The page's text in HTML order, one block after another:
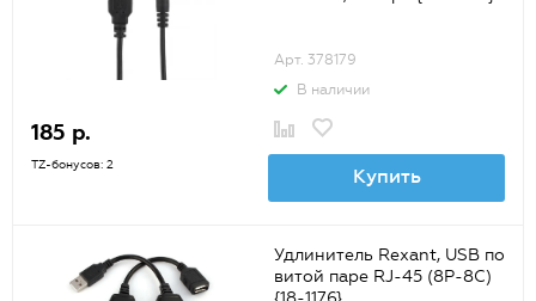
Арт. 378179
В наличии
185 р.
TZ-бонусов: 2 Купить
Удлинитель Rexant, USB по
витой паре RJ-45 (8P-8C)